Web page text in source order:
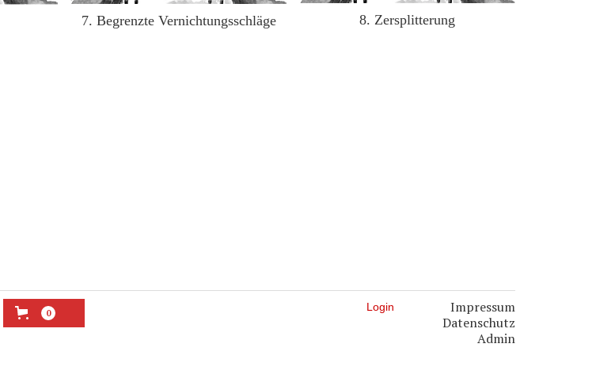
7. Begrenzte Vernichtungsschläge 8. Zersplitterung
0 Login
Impressum
Datenschutz
Admin